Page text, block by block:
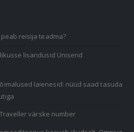
reisija teadma?
lisandusid Unisend
laienesid: nüüd saad tasuda
värske number